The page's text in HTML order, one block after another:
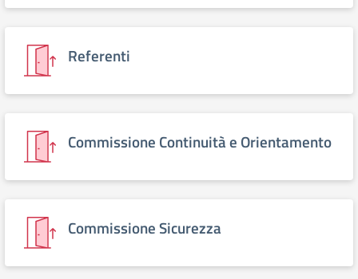
Referenti
Commissione Continuità e Orientamento
Commissione Sicurezza